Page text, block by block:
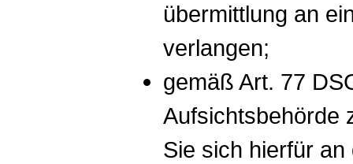
übermittlung an
verlangen;
gemäß Art. 77
Aufsichtsbehörde
Sie sich hierfür